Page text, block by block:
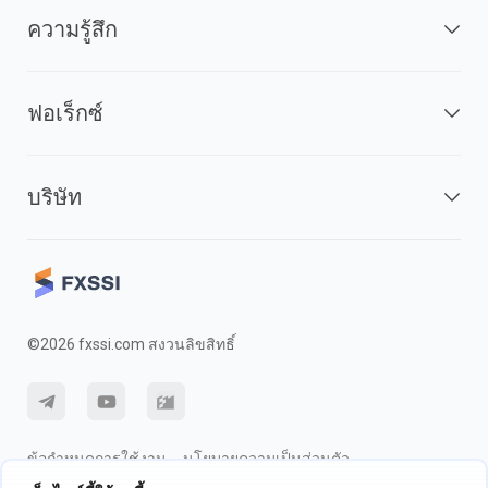
ความรู้สึก
ฟอเร็กซ์
บริษัท
©2026 fxssi.com สงวนลิขสิทธิ์
ข้อกำหนดการใช้งาน
นโยบายความเป็นส่วนตัว